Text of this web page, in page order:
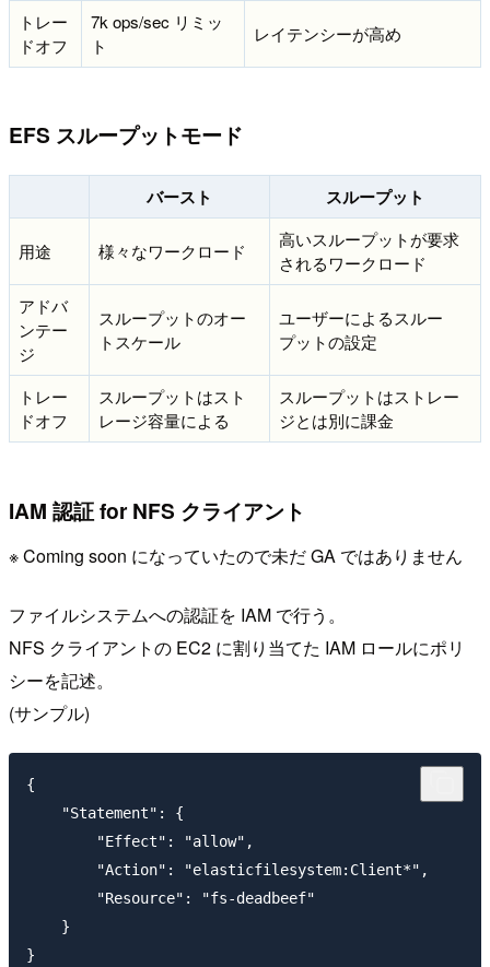
トレー
ドオフ
7k ops/sec リミッ
ト
レイテンシーが高め
EFS スループットモード
バースト スループット
用途 様々なワークロード
高いスループットが要求
されるワークロード
アドバ
ンテー
ジ
スループットのオー
トスケール
ユーザーによるスルー
プットの設定
トレー
ドオフ
スループットはスト
レージ容量による
スループットはストレー
ジとは別に課金
IAM 認証 for NFS クライアント
※ Coming soon になっていたので未だ GA ではありません
ファイルシステムへの認証を IAM で行う。
NFS クライアントの EC2 に割り当てた IAM ロールにポリ
シーを記述。
(サンプル)
{
    "Statement": {
        "Effect": "allow",
        "Action": "elasticfilesystem:Client*",
        "Resource": "fs-deadbeef"
    }